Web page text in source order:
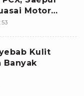
Motor
Kulit
Banyak